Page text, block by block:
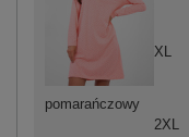
pomarańczowy
XL
2XL